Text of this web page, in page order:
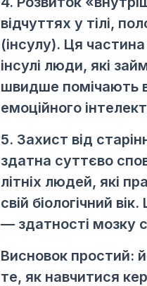
відчуттях у тілі,
(інсулу). Ця
інсулі люди, які
швидше помічають
емоційного
5. Захист від
здатна суттєво
літніх людей, які
свій біологічний
— здатності мозку
Висновок простий:
те, як навчитися